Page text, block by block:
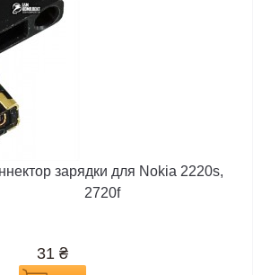
зарядки для Nokia 2220s,
2720f
31 ₴